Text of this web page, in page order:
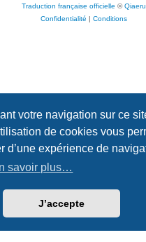
votre navigation sur ce
de cookies vous
d’une expérience de
savoir plus…
J’accepte
Traduction française officielle ©Qiaeru
Confidentialité | Conditions